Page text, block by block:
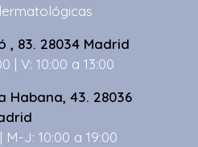
, 83. 28034 Madrid
| V: 10:00 a 13:00
Habana, 43. 28036
M-J: 10:00 a 19:00